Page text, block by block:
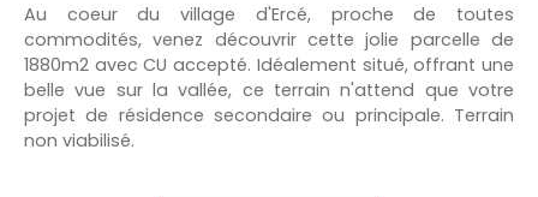
Au coeur du village d'Ercé, proche de toutes
commodités, venez découvrir cette jolie parcelle de
1880m2 avec CU accepté. Idéalement situé, offrant une
belle vue sur la vallée, ce terrain n'attend que votre
projet de résidence secondaire ou principale. Terrain
non viabilisé.